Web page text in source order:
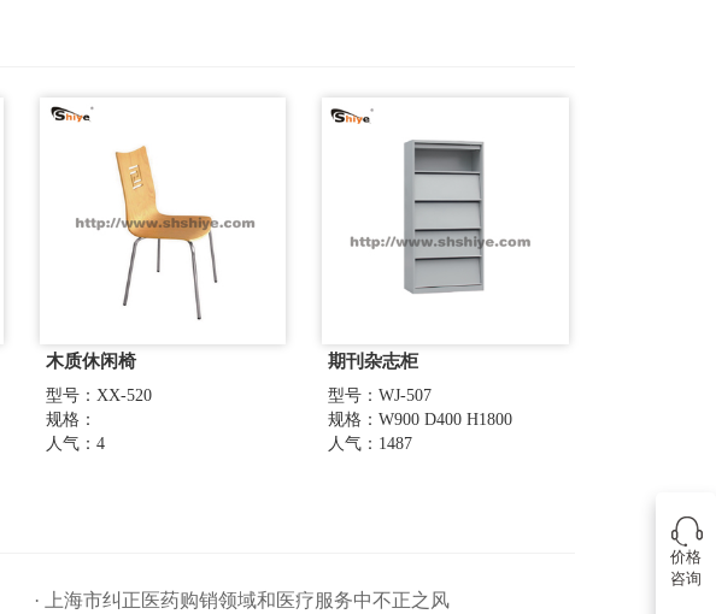
木质休闲椅
型号：XX-520
规格：
人气：4
期刊杂志柜
型号：WJ-507
规格：W900 D400 H1800
人气：1487
· 上海市纠正医药购销领域和医疗服务中不正之风
价格
咨询